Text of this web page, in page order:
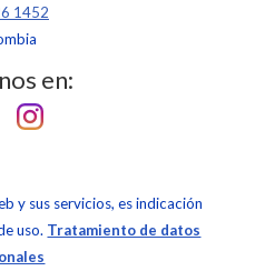
1452
en:
y sus servicios, es indicación
uso. Tratamiento de datos